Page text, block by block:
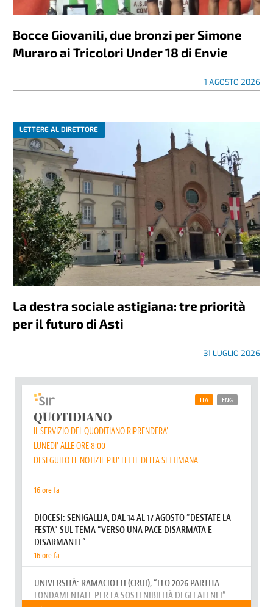
Bocce Giovanili, due bronzi per Simone
Muraro ai Tricolori Under 18 di Envie
1 AGOSTO 2026
LETTERE AL DIRETTORE
La destra sociale astigiana: tre priorità
per il futuro di Asti
31 LUGLIO 2026